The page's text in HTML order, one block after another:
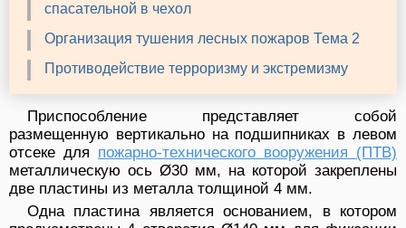
спасательной в чехол
Организация тушения лесных пожаров Тема 2
Противодействие терроризму и экстремизму
Приспособление представляет собой
размещенную вертикально на подшипниках в левом
отсеке для пожарно-технического вооружения (ПТВ)
металлическую ось Ø30 мм, на которой закреплены
две пластины из металла толщиной 4 мм.
Одна пластина является основанием, в котором